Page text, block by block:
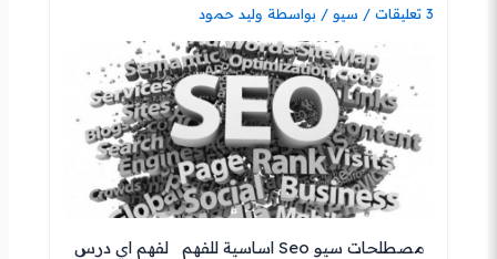
3 تعليقات / سيو / بواسطة وليد حمود
مصطلحات سيو Seo اساسية للفهم لفهم اي درس